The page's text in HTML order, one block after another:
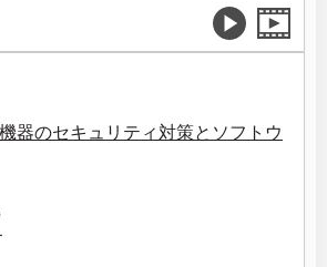
器のセキュリティ対策とソフトウ